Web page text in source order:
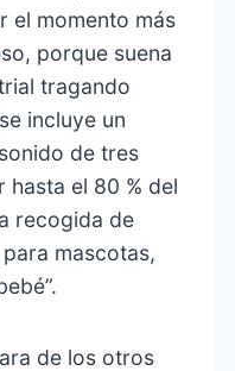
el momento más
porque suena
tragando
incluye un
de tres
hasta el 80 % del
recogida de
mascotas,
de los otros